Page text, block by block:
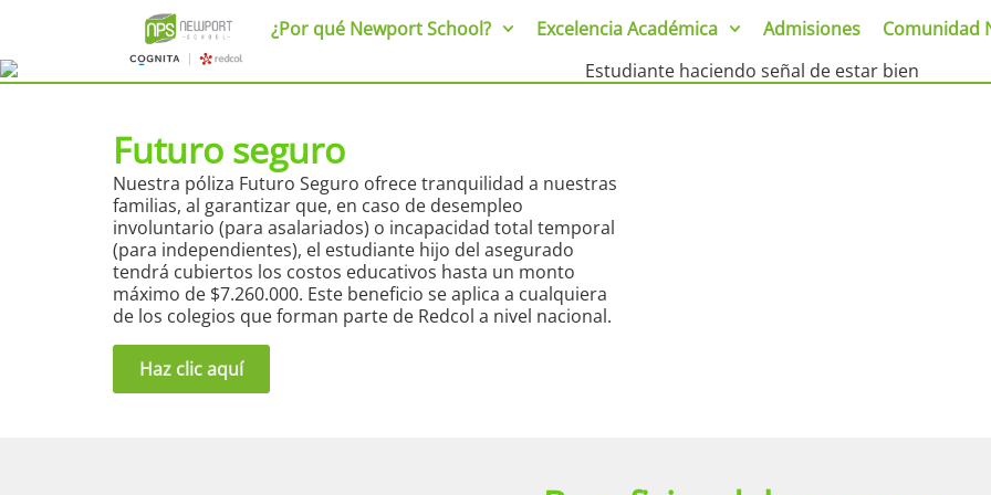
¿Por qué Newport School? Excelencia Académica Admisiones Comunidad
Futuro seguro
Nuestra póliza Futuro Seguro ofrece tranquilidad a nuestras
familias, al garantizar que, en caso de desempleo
involuntario (para asalariados) o incapacidad total temporal
(para independientes), el estudiante hijo del asegurado
tendrá cubiertos los costos educativos hasta un monto
máximo de $7.260.000. Este beneficio se aplica a cualquiera
de los colegios que forman parte de Redcol a nivel nacional.
Haz clic aquí